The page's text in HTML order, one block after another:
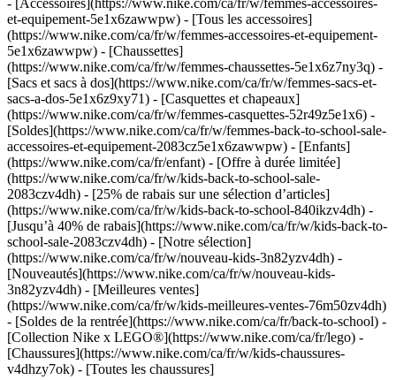
- [Accessoires](https://www.nike.com/ca/fr/w/femmes-accessoires-
et-equipement-5e1x6zawwpw) - [Tous les accessoires]
(https://www.nike.com/ca/fr/w/femmes-accessoires-et-equipement-
5e1x6zawwpw) - [Chaussettes]
(https://www.nike.com/ca/fr/w/femmes-chaussettes-5e1x6z7ny3q) -
[Sacs et sacs à dos](https://www.nike.com/ca/fr/w/femmes-sacs-et-
sacs-a-dos-5e1x6z9xy71) - [Casquettes et chapeaux]
(https://www.nike.com/ca/fr/w/femmes-casquettes-52r49z5e1x6) -
[Soldes](https://www.nike.com/ca/fr/w/femmes-back-to-school-sale-
accessoires-et-equipement-2083cz5e1x6zawwpw) - [Enfants]
(https://www.nike.com/ca/fr/enfant) - [Offre à durée limitée]
(https://www.nike.com/ca/fr/w/kids-back-to-school-sale-
2083czv4dh) - [25% de rabais sur une sélection d’articles]
(https://www.nike.com/ca/fr/w/kids-back-to-school-840ikzv4dh) -
[Jusqu’à 40% de rabais](https://www.nike.com/ca/fr/w/kids-back-to-
school-sale-2083czv4dh) - [Notre sélection]
(https://www.nike.com/ca/fr/w/nouveau-kids-3n82yzv4dh) -
[Nouveautés](https://www.nike.com/ca/fr/w/nouveau-kids-
3n82yzv4dh) - [Meilleures ventes]
(https://www.nike.com/ca/fr/w/kids-meilleures-ventes-76m50zv4dh)
- [Soldes de la rentrée](https://www.nike.com/ca/fr/back-to-school) -
[Collection Nike x LEGO®](https://www.nike.com/ca/fr/lego) -
[Chaussures](https://www.nike.com/ca/fr/w/kids-chaussures-
v4dhzy7ok) - [Toutes les chaussures]